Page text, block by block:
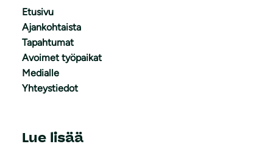
Etusivu
Ajankohtaista
Tapahtumat
Avoimet työpaikat
Medialle
Yhteystiedot
Lue lisää